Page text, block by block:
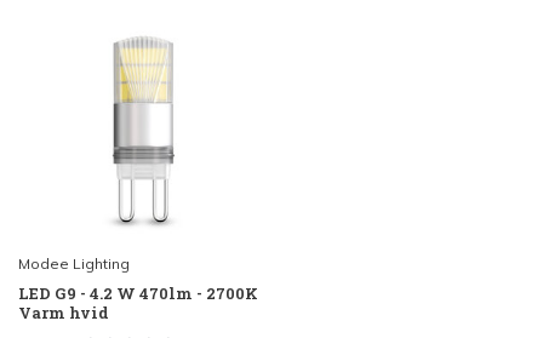
Modee Lighting
LED G9 - 4.2 W 470lm - 2700K
Varm hvid